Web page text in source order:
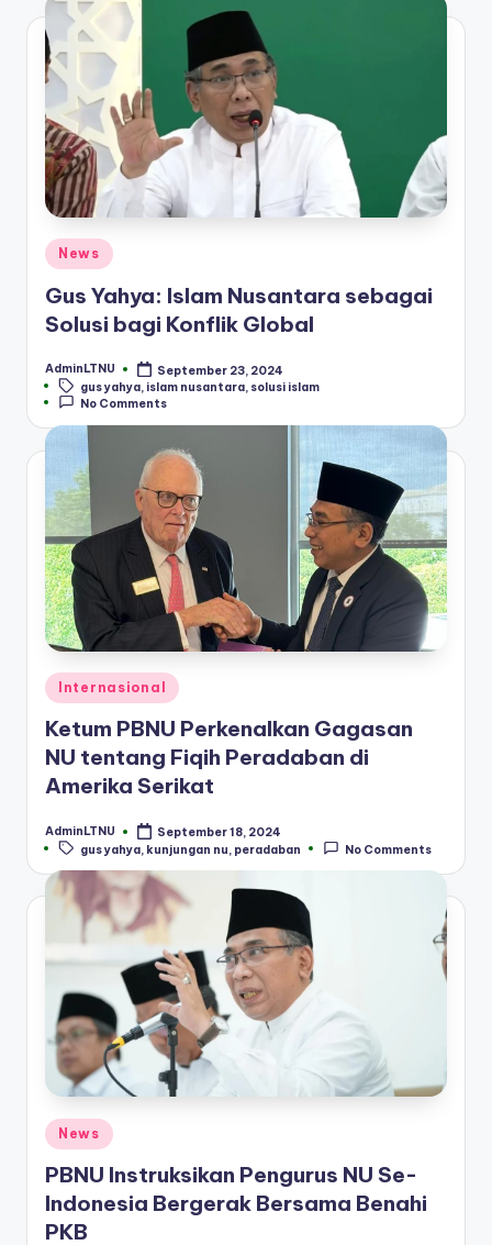
Posted
in
News
Gus Yahya: Islam Nusantara sebagai
Solusi bagi Konflik Global
Posted
by
AdminLTNU
September 23, 2024
Tags:gus yahya, islam nusantara, solusi islam
No Comments
Posted
in
Internasional
Ketum PBNU Perkenalkan Gagasan
NU tentang Fiqih Peradaban di
Amerika Serikat
Posted
by
AdminLTNU September 18, 2024
Tags:
gus yahya kunjungan nu peradaban No Comments
Posted
in
News
PBNU Instruksikan Pengurus NU Se-
Indonesia Bergerak Bersama Benahi
PKB